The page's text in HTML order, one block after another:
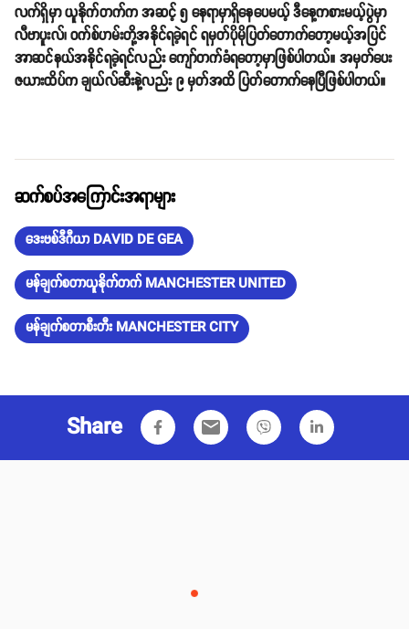
လက်ရှိမှာ ယူနိုက်တက်က အဆင့် ၅ နေရာမှာရှိနေပေမယ့် ဒီနေ့ကစားမယ့်ပွဲမှာ
လီဗာပူးလ်၊ ဝက်စ်ဟမ်းတို့အနိုင်ရခဲ့ရင် ရမှတ်ပိုမိုပြတ်တောက်တော့မယ့်အပြင်
အာဆင်နယ်အနိုင်ရခဲ့ရင်လည်း ကျော်တက်ခံရတော့မှာဖြစ်ပါတယ်။ အမှတ်ပေး
ဇယားထိပ်က ချယ်လ်ဆီးနဲ့လည်း ၉ မှတ်အထိ ပြတ်တောက်နေပြီဖြစ်ပါတယ်။
ဆက်စပ်အကြောင်းအရာများ
ဒေးဗစ်ဒီဂီယာ DAVID DE GEA
မန်ချက်စတာယူနိုက်တက် MANCHESTER UNITED
မန်ချက်စတာစီးတီး MANCHESTER CITY
Share email